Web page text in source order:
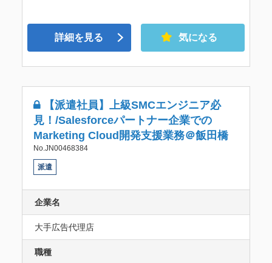
詳細を見る 気になる
【派遣社員】上級SMCエンジニア必
見！/Salesforceパートナー企業での
Marketing Cloud開発支援業務＠飯田橋
No.JN00468384
派遣
企業名
大手広告代理店
職種